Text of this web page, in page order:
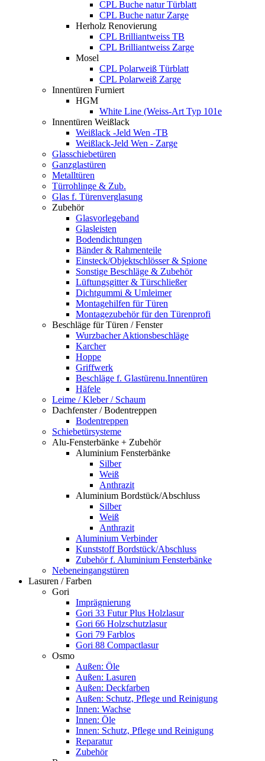
CPL Buche natur Türblatt
CPL Buche natur Zarge
Herholz Renovierung
CPL Brilliantweiss TB
CPL Brilliantweiss Zarge
Mosel
CPL Polarweiß Türblatt
CPL Polarweiß Zarge
Innentüren Furniert
HGM
White Line (Weiss-Art Typ 101e
Innentüren Weißlack
Weißlack -Jeld Wen -TB
Weißlack-Jeld Wen - Zarge
Glasschiebetüren
Ganzglastüren
Metalltüren
Türrohlinge & Zub.
Glas f. Türenverglasung
Zubehör
Glasvorlegeband
Glasleisten
Bodendichtungen
Bänder & Rahmenteile
Einsteck/Objektschlösser & Spione
Sonstige Beschläge & Zubehör
Lüftungsgitter & Türschließer
Dichtgummi & Umleimer
Montagehilfen für Türen
Montagezubehör für den Türenprofi
Beschläge für Türen / Fenster
Wurzbacher Aktionsbeschläge
Karcher
Hoppe
Griffwerk
Beschläge f. Glastürenu.Innentüren
Häfele
Leime / Kleber / Schaum
Dachfenster / Bodentreppen
Bodentreppen
Schiebetürsysteme
Alu-Fensterbänke + Zubehör
Aluminium Fensterbänke
Silber
Weiß
Anthrazit
Aluminium Bordstück/Abschluss
Silber
Weiß
Anthrazit
Aluminium Verbinder
Kunststoff Bordstück/Abschluss
Zubehör f. Aluminium Fensterbänke
Nebeneingangstüren
Lasuren / Farben
Gori
Imprägnierung
Gori 33 Futur Plus Holzlasur
Gori 66 Holzschutzlasur
Gori 79 Farblos
Gori 88 Compactlasur
Osmo
Außen: Öle
Außen: Lasuren
Außen: Deckfarben
Außen: Schutz, Pflege und Reinigung
Innen: Wachse
Innen: Öle
Innen: Schutz, Pflege und Reinigung
Reparatur
Zubehör